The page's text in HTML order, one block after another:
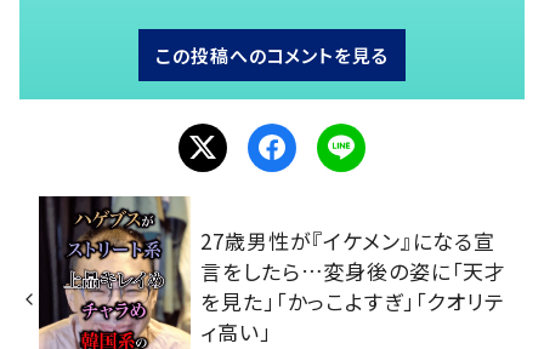
この投稿へのコメントを見る
27歳男性が『イケメン』になる宣
言をしたら…変身後の姿に「天才
を見た」「かっこよすぎ」「クオリテ
ィ高い」